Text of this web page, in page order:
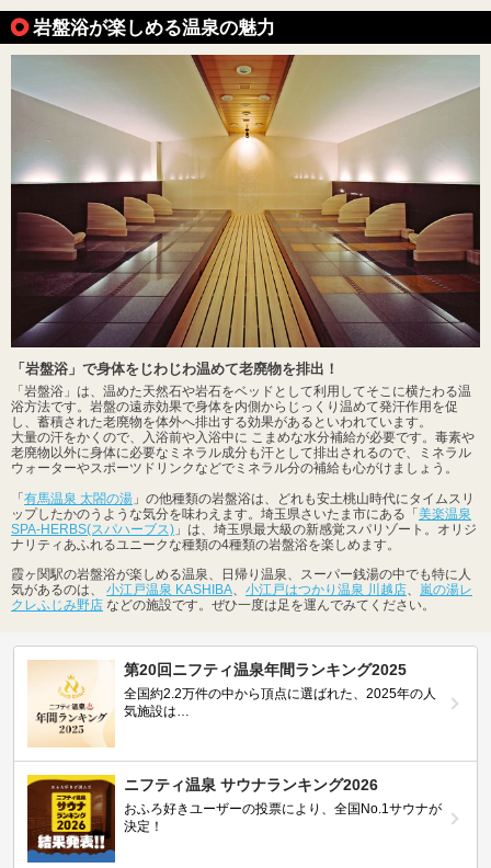
岩盤浴が楽しめる温泉の魅力
「岩盤浴」で身体をじわじわ温めて老廃物を排出！
「岩盤浴」は、温めた天然石や岩石をベッドとして利用してそこに横たわる温
浴方法です。岩盤の遠赤効果で身体を内側からじっくり温めて発汗作用を促
し、蓄積された老廃物を体外へ排出する効果があるといわれています。
大量の汗をかくので、入浴前や入浴中に こまめな水分補給が必要です。毒素や
老廃物以外に身体に必要なミネラル成分も汗として排出されるので、ミネラル
ウォーターやスポーツドリンクなどでミネラル分の補給も心がけましょう。
「 有馬温泉 太閤の湯 」の他種類の岩盤浴は、どれも安土桃山時代にタイムスリ
ップしたかのうような気分を味わえます。埼玉県さいたま市にある「 美楽温泉
SPA-HERBS(スパハーブス) 」は、埼玉県最大級の新感覚スパリゾート。オリジ
ナリティあふれるユニークな種類の4種類の岩盤浴を楽しめます。
霞ヶ関駅の岩盤浴が楽しめる温泉、日帰り温泉、スーパー銭湯の中でも特に人
気があるのは、 小江戸温泉 KASHIBA、 小江戸はつかり温泉 川越店、 嵐の湯レ
クレふじみ野店 などの施設です。ぜひ一度は足を運んでみてください。
第20回ニフティ温泉年間ランキング2025
全国約2.2万件の中から頂点に選ばれた、2025年の人
気施設は…
ニフティ温泉 サウナランキング2026
おふろ好きユーザーの投票により、全国No.1サウナが
決定！